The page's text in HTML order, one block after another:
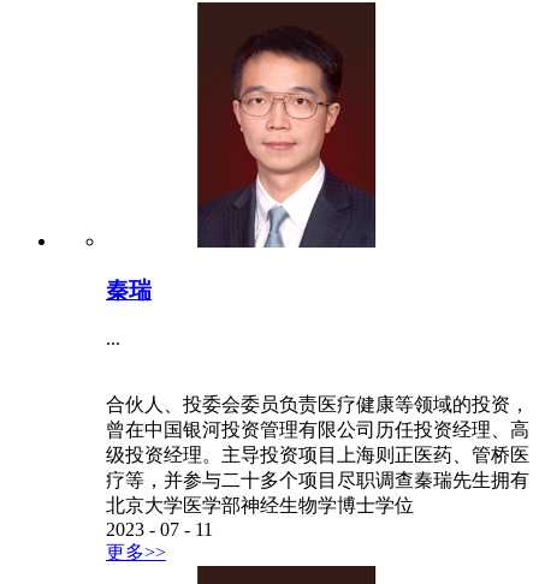
秦瑞
...
合伙人、投委会委员负责医疗健康等领域的投资，
曾在中国银河投资管理有限公司历任投资经理、高
级投资经理。主导投资项目上海则正医药、管桥医
疗等，并参与二十多个项目尽职调查秦瑞先生拥有
北京大学医学部神经生物学博士学位
2023 - 07 - 11
更多>>